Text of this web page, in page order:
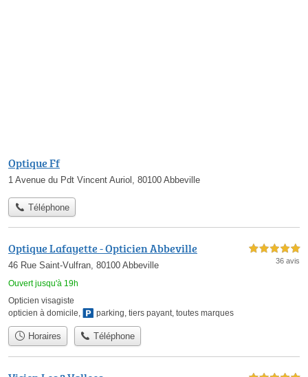
Optique Ff
1 Avenue du Pdt Vincent Auriol, 80100 Abbeville
Téléphone
Optique Lafayette - Opticien Abbeville
46 Rue Saint-Vulfran, 80100 Abbeville
Ouvert jusqu'à 19h
5,0 étoiles sur 5
36 avis
Opticien visagiste
opticien à domicile, parking, tiers payant, toutes marques
Horaires Téléphone